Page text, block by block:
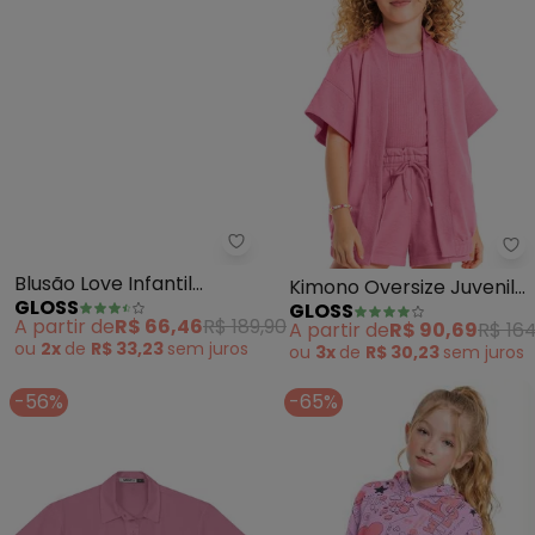
Gloss - Blusão Love Infantil
Blusão Love Infantil
Menina Moletom (Rosa)
GLOSS
A partir deR$ 66,46R$ 189,90
ou 2x de R$ 33,23 sem juros
Kimono Oversize Juvenil
em Moletom (Rosa Pink)
GLOSS
A partir deR$ 90,69R$
ou 3x de R$ 30,23 sem juros
-56% -65%